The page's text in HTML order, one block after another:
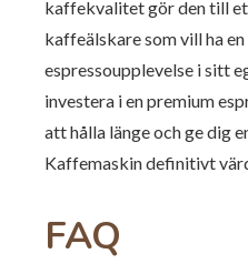
kaffekvalitet gör den till
kaffeälskare som vill ha
espressoupplevelse i sitt
investera i en premium
att hålla länge och ge dig
Kaffemaskin definitivt
FAQ